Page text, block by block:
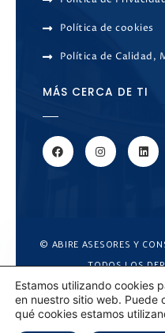
Política de cookies
Política de Calidad,
MÁS CERCA DE TI
© ABIRE ASESORES Y
TODOS LOS
Estamos utilizando cookies
en nuestro sitio web. Puede
qué cookies estamos